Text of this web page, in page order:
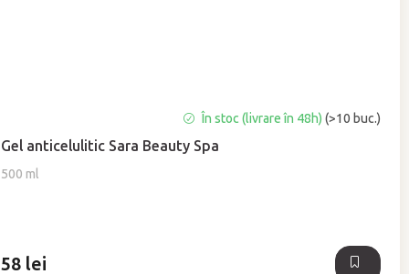
Gel anticelulitic Sara Beauty Spa
500 ml
medie
a
produsului
stele.
În stoc (livrare în 48h)(>10 buc.)
58 lei